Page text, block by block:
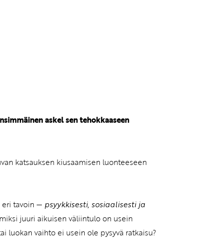
askel sen tehokkaaseen
katsauksen kiusaamisen luonteeseen
eri tavoin — psyykkisesti, sosiaalisesti ja
juuri aikuisen väliintulo on usein
luokan vaihto ei usein ole pysyvä ratkaisu?